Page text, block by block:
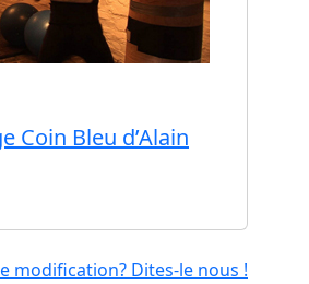
Coin Bleu d’Alain
modification? Dites-le nous !